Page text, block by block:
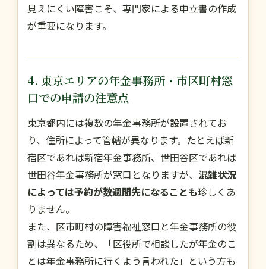
見えにくい障害こそ、専門家による申立書の作成
が重要になります。
4. 東京エリアの年金事務所・市区町村窓
口での申請の注意点
東京都内には複数の年金事務所が設置されてお
り、住所によって管轄が異なります。たとえば新
宿区であれば新宿年金事務所、世田谷区であれば
世田谷年金事務所が窓口となりますが、 混雑状況
によっては予約が数週間先になることも珍しくあ
りません。
また、区市町村の障害福祉窓口と年金事務所の役
割は異なるため、「区役所で相談したが年金のこ
とは年金事務所に行くよう言われた」という方も